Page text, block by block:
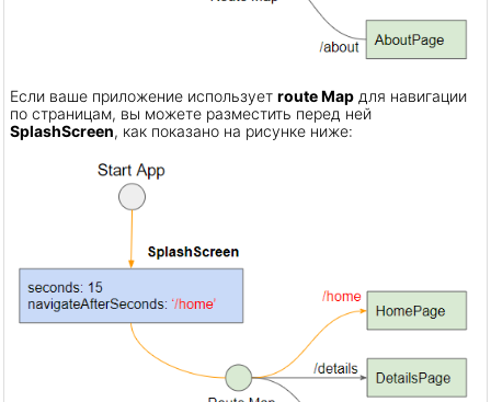
Если ваше приложение использует route Map для навигации
по страницам, вы можете разместить перед ней
SplashScreen, как показано на рисунке ниже: